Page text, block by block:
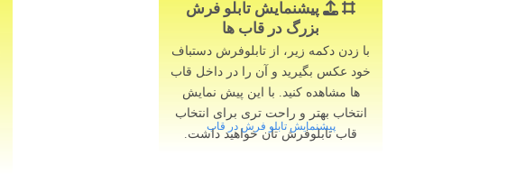
پیشنمایش تابلو فرش در قاب
پیشنمایش تابلو فرش
بزرگ در قاب ها
با زدن دکمه زیر، از تابلوفرش دستباف
خود عکس بگیرید و آن را در داخل قاب
ها مشاهده کنید. با این پیش نمایش
انتخاب بهتر و راحت تری برای انتخاب
قاب تابلوفرش تان خواهید داشت.